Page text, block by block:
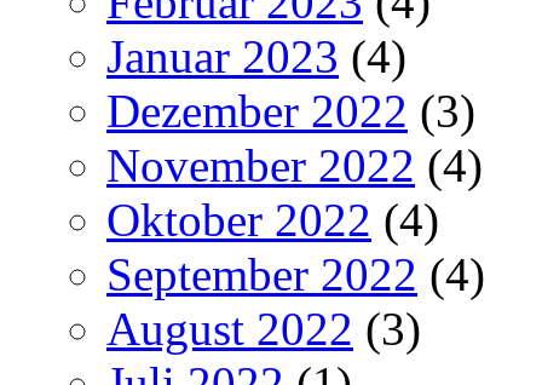
Januar 2023 (4)
Dezember 2022 (3)
November 2022 (4)
Oktober 2022 (4)
September 2022 (4)
August 2022 (3)